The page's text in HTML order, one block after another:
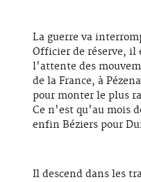
La guerre va
Officier de réserve, il
l'attente des
de la France, à
pour monter le plus
Ce n'est qu'au mois
enfin Béziers pour
Il descend dans les